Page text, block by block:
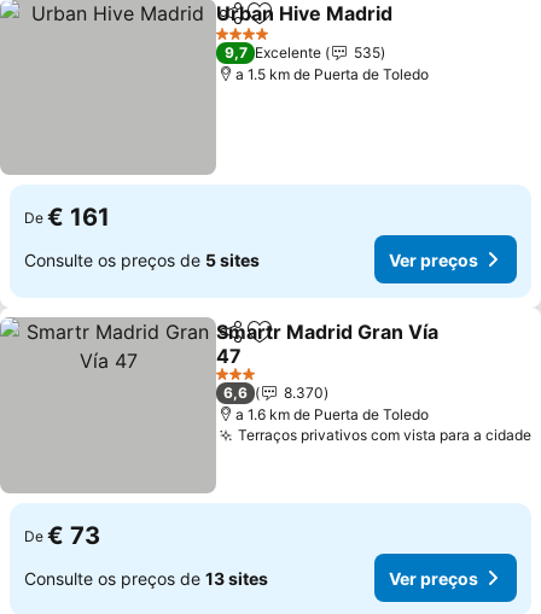
PartilharAdicionar aos favoritos
Urban Hive Madrid
4 Estrelas
9,7 Excelente
535
a 1.5 km de Puerta de Toledo
De € 161
Consulte os preços de 5 sites Ver preços
PartilharAdicionar aos favoritos
Smartr Madrid Gran Vía
47
Ver preços
3 Estrelas
6,6
8.370
a 1.6 km de Puerta de Toledo
Terraços privativos com vista para a cidade
De € 73
Consulte os preços de 13 sites Ver preços